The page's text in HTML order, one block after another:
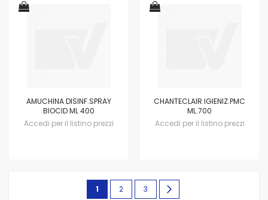
AMUCHINA DISINF.SPRAY
BIOCID ML 400
Accedi per il listino prezzi
CHANTECLAIR IGIENIZ.PMC
ML.700
Accedi per il listino prezzi
Pagina
Attualmente
1 Pagina
2 Pagina
3